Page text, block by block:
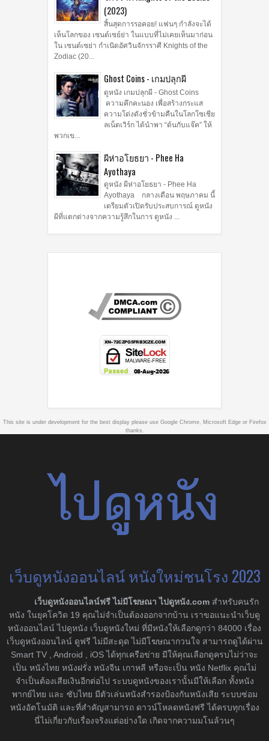
(2023)
สิ้นสุดการรอคอย! แฟนๆ กำลังจะได้
เห็นโลกของ เซนต์เซย์ย่า ในแบบที่ไม่เคยเห็นมาก่อน
ใน เซนต์เซย่า กำเนิดอัศวินจักรราศี Knights of the
Zodiac (20...
Ghost Coins - เกมปลุกผี
ดูหนัง เกมปลุกผี - Ghost Coins
ความคึกคะนอง เพื่อสร้างกระแส
ความโด่งดังชั่วข้ามคืนในโลกโซเชีย
ลเน็ตเวิร์ก ได้นำพา “ต้นกับแจ๊ค” ให้
พวกเข...
ผีห่าอโยธยา - Phee Ha
Ayothaya
ดูหนัง ผีห่าอโยธยา - Phee Ha
Ayothaya กลางเดือน พฤษภาคม นี้
เตรียมตัวเปิดรับประสบการณ์ ดูหนัง
ผีที่แตกต่างจากความรู้สึกในการ ดูหนัง ...
This site is under development for the best display please use Google Chrome, Microsoft Edge or Firefox
thanks.
เว็บดูหนังออนไลน์ หนังใหม่ชนโรง 2023
เว็บดูหนังออนไลน์ฟรี ไม่มีโฆษณา ไปดูหนัง.com สำหรับคนรัก
หนัง ในยุคโควิด 19 คุณไม่จำเป็นต้องออกจากบ้าน เราขอแนะนำเว็บดู
หนังออนไลน์ ไปดูหนัง เว็บดูหนังใหม่ ที่มีหนังให้เลือกดูกว่า 84000 เรื่อง
เว็บดูหนังออนไลน์ ดูฟรี ไม่มีสะดุด ไม่มีโฆษณากวนใจ สามารถดูได้ผ่าน
Smart TV , Android , iOS ได้ทุกเครือข่าย มีให้คุณเลือกดูครบไม่ว่าจะ
เป็น หนังไทย หนังฝรั่ง หนังจีน เกาหลี หรือจะเป็น หนัง Netflix คุณไม่
จำเป็นต้องเสียเงินอีกต่อไป ระบบดูหนังของเรานั้นมีให้เลือก ทั้งหนัง
พากย์ไทย และ ซับไทย มีตัวเล่นหนังสำรองป้องกันหนังเสีย ระบบซ่อม
หนังอัตโนมัติ และที่สำคัญสามารถ ดาวน์โหลดหนังฟรี ได้ครบทุกเรื่อง
นี่ไม่เกี่ยวกับเรื่องจริงแต่อย่างใด เกิดจากความมโนล้วนๆ